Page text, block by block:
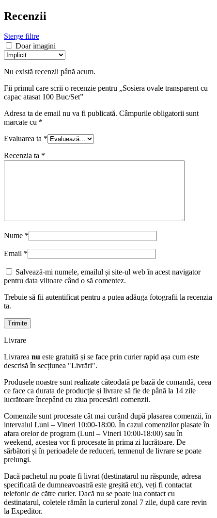
Recenzii
Sterge filtre
Doar imagini
Nu există recenzii până acum.
Fii primul care scrii o recenzie pentru „Sosiera ovale transparent cu
capac atasat 100 Buc/Set”
Adresa ta de email nu va fi publicată. Câmpurile obligatorii sunt
marcate cu *
Evaluarea ta *
Recenzia ta *
Nume *
Email *
Salvează-mi numele, emailul și site-ul web în acest navigator
pentru data viitoare când o să comentez.
Trebuie să fii autentificat pentru a putea adăuga fotografii la recenzia
ta.
Livrare
Livrarea nu este gratuită și se face prin curier rapid așa cum este
descrisă în secțiunea "Livrări".
Produsele noastre sunt realizate câteodată pe bază de comandă, ceea
ce face ca durata de producție și livrare să fie de până la 14 zile
lucrătoare începând cu ziua procesării comenzii.
Comenzile sunt procesate cât mai curând după plasarea comenzii, în
intervalul Luni – Vineri 10:00-18:00. În cazul comenzilor plasate în
afara orelor de program (Luni – Vineri 10:00-18:00) sau în
weekend, acestea vor fi procesate în prima zi lucrătoare. De
sărbători și în perioadele de reduceri, termenul de livrare se poate
prelungi.
Dacă pachetul nu poate fi livrat (destinatarul nu răspunde, adresa
specificată de dumneavoastră este greșită etc), veți fi contactat
telefonic de către curier. Dacă nu se poate lua contact cu
destinatarul, coletele rămân la curierul zonal 7 zile, după care revin
la Expeditor.